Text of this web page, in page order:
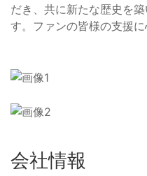
だき、共に新たな歴史を
す。ファンの皆様の支援に
会社情報